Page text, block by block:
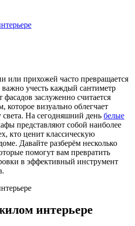
или прихожей часто превращается
учесть каждый сантиметр
заслуженно считается
визуально облегчает
света. На сегодняшний день белые
представляют собой наиболее
кто ценит классическую
Давайте разберём несколько
помогут вам превратить
в эффективный инструмент
интерьере